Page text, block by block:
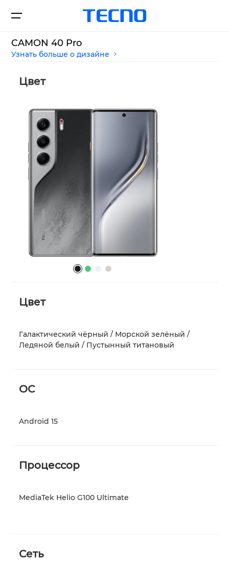
Смартфоны
CAMON
Сите модели
Где купить
Новости
Поддержка
CAMON 40 Pro
Узнать больше о дизайне
Цвет
Цвет
Галактический чёрный / Морской зелёный /
Ледяной белый / Пустынный титановый
ОС
Android 15
Процессор
MediaTek Helio G100 Ultimate
Сеть